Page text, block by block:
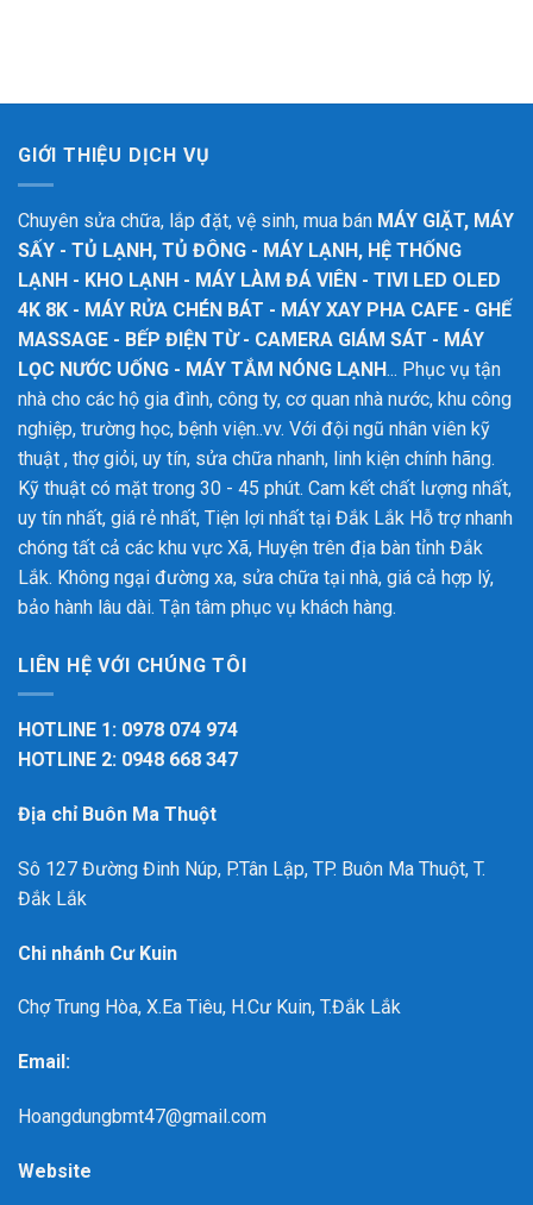
GIỚI THIỆU DỊCH VỤ
Chuyên sửa chữa, lắp đặt, vệ sinh, mua bán MÁY GIẶT, MÁY
SẤY - TỦ LẠNH, TỦ ĐÔNG - MÁY LẠNH, HỆ THỐNG
LẠNH - KHO LẠNH - MÁY LÀM ĐÁ VIÊN - TIVI LED OLED
4K 8K - MÁY RỬA CHÉN BÁT - MÁY XAY PHA CAFE - GHẾ
MASSAGE - BẾP ĐIỆN TỪ - CAMERA GIÁM SÁT - MÁY
LỌC NƯỚC UỐNG - MÁY TẮM NÓNG LẠNH... Phục vụ tận
nhà cho các hộ gia đình, công ty, cơ quan nhà nước, khu công
nghiệp, trường học, bệnh viện..vv. Với đội ngũ nhân viên kỹ
thuật , thợ giỏi, uy tín, sửa chữa nhanh, linh kiện chính hãng.
Kỹ thuật có mặt trong 30 - 45 phút. Cam kết chất lượng nhất,
uy tín nhất, giá rẻ nhất, Tiện lợi nhất tại Đắk Lắk Hỗ trợ nhanh
chóng tất cả các khu vực Xã, Huyện trên địa bàn tỉnh Đắk
Lắk. Không ngại đường xa, sửa chữa tại nhà, giá cả hợp lý,
bảo hành lâu dài. Tận tâm phục vụ khách hàng.
LIÊN HỆ VỚI CHÚNG TÔI
HOTLINE 1: 0978 074 974
HOTLINE 2: 0948 668 347
Địa chỉ Buôn Ma Thuột
Sô 127 Đường Đinh Núp, P.Tân Lập, TP. Buôn Ma Thuột, T.
Đắk Lắk
Chi nhánh Cư Kuin
Chợ Trung Hòa, X.Ea Tiêu, H.Cư Kuin, T.Đắk Lắk
Email:
Hoangdungbmt47@gmail.com
Website